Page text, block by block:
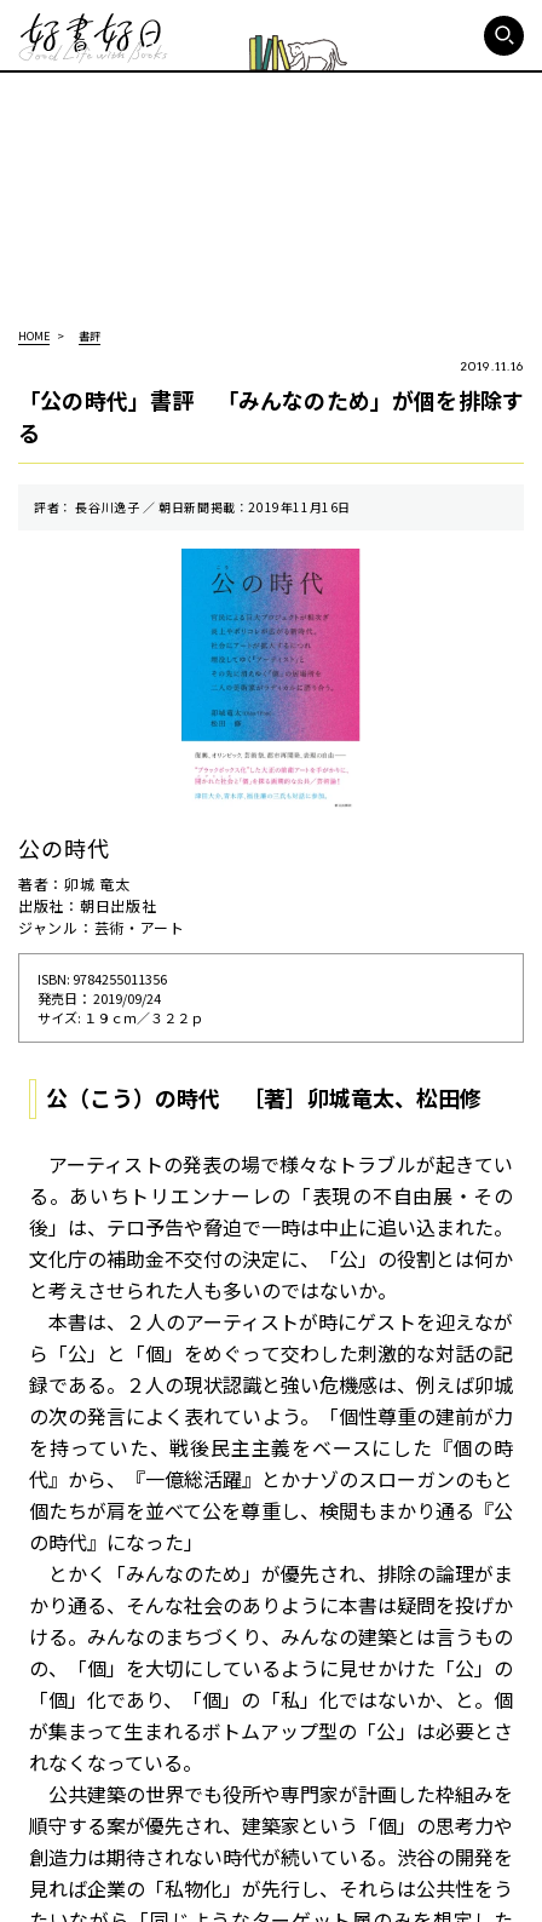
HOME 書評
2019.11.16
「公の時代」書評 「みんなのため」が個を排除す
る
評者： 長谷川逸子 ／ 朝⽇新聞掲載：2019年11月16日
公の時代
著者：卯城 竜太
出版社：朝日出版社
ジャンル：芸術・アート
ISBN: 9784255011356
発売⽇： 2019/09/24
サイズ: １９ｃｍ／３２２ｐ
公（こう）の時代 ［著］卯城竜太、松田修
アーティストの発表の場で様々なトラブルが起きてい
る。あいちトリエンナーレの「表現の不自由展・その
後」は、テロ予告や脅迫で一時は中止に追い込まれた。
文化庁の補助金不交付の決定に、「公」の役割とは何か
と考えさせられた人も多いのではないか。
本書は、２人のアーティストが時にゲストを迎えなが
ら「公」と「個」をめぐって交わした刺激的な対話の記
録である。２人の現状認識と強い危機感は、例えば卯城
の次の発言によく表れていよう。「個性尊重の建前が力
を持っていた、戦後民主主義をベースにした『個の時
代』から、『一億総活躍』とかナゾのスローガンのもと
個たちが肩を並べて公を尊重し、検閲もまかり通る『公
の時代』になった」
とかく「みんなのため」が優先され、排除の論理がま
かり通る、そんな社会のありように本書は疑問を投げか
ける。みんなのまちづくり、みんなの建築とは言うもの
の、「個」を大切にしているように見せかけた「公」の
「個」化であり、「個」の「私」化ではないか、と。個
が集まって生まれるボトムアップ型の「公」は必要とさ
れなくなっている。
公共建築の世界でも役所や専門家が計画した枠組みを
順守する案が優先され、建築家という「個」の思考力や
創造力は期待されない時代が続いている。渋谷の開発を
見れば企業の「私物化」が先行し、それらは公共性をう